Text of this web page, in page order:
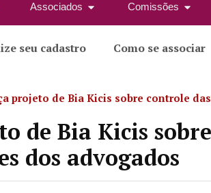
Associados Comissões
seu cadastro Como se associar
projeto de Bia Kicis sobre controle
de Bia Kicis
dos advogados